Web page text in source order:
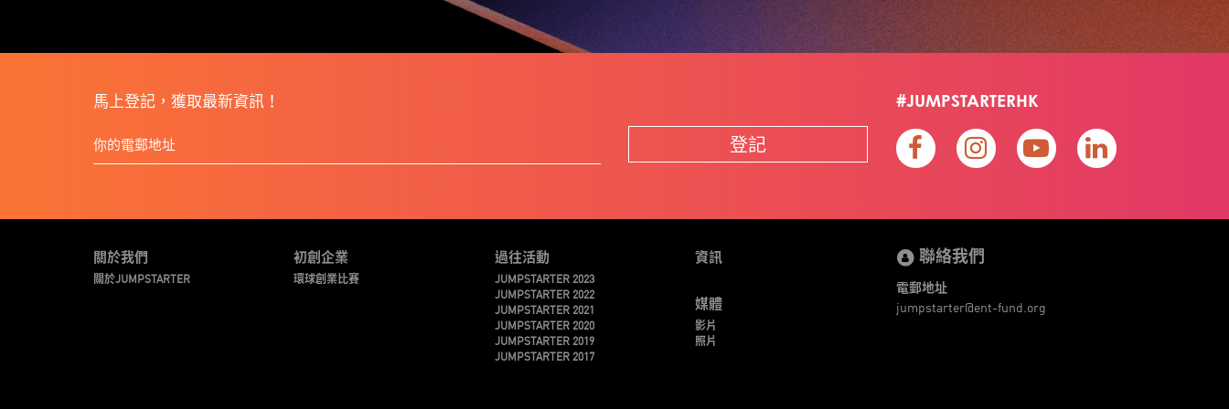
馬上登記，獲取最新資訊！
登記
#JUMPSTARTERHK
關於我們
關於JUMPSTARTER
初創企業
環球創業比賽
過往活動
JUMPSTARTER 2023
JUMPSTARTER 2022
JUMPSTARTER 2021
JUMPSTARTER 2020
JUMPSTARTER 2019
JUMPSTARTER 2017
資訊
媒體
影片
照片
聯絡我們
電郵地址
jumpstarter@ent-fund.org